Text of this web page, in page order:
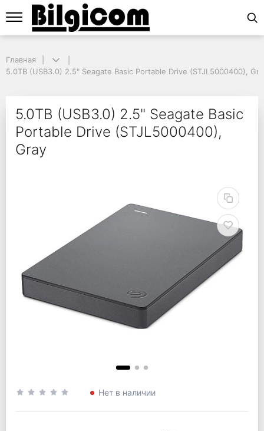
5.0TB (USB3.0) 2.5" Seagate Basic Portable Drive (STJL5000400), Gray
5.0TB (USB3.0) 2.5"
Главная
5.0TB (USB3.0) 2.5" Seagate Basic Portable Drive (STJL5000400),
5.0TB (USB3.0) 2.5" Seagate Basic
Portable Drive (STJL5000400),
Gray
Нет в наличии